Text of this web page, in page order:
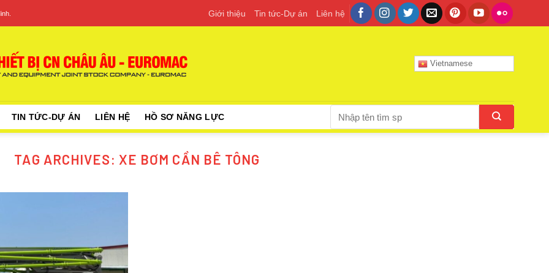
Giới thiệu Tin tức-Dự án Liên hệ
Vietnamese
TIN TỨC-DỰ ÁN LIÊN HỆ HỒ SƠ NĂNG LỰC
kiếm:
TAG ARCHIVES: XE BƠM CẦN BÊ TÔNG